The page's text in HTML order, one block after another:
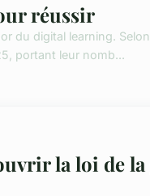
réussir
du digital learning.
portant leur nomb...
la loi de